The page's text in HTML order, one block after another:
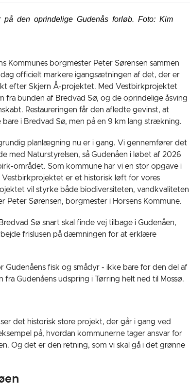
den oprindelige Gudenås forløb. Foto: Kim
Kommunes borgmester Peter Sørensen sammen
officielt markere igangsætningen af det, der er
efter Skjern Å-projektet. Med Vestbirkprojektet
fra bunden af Bredvad Sø, og de oprindelige åsving
Restaureringen får den afledte gevinst, at
i Bredvad Sø, men på en 9 km lang strækning.
planlægning nu er i gang. Vi gennemfører det
med Naturstyrelsen, så Gudenåen i løbet af 2026
området. Som kommune har vi en stor opgave i
er et historisk løft for vores
vil styrke både biodiversiteten, vandkvaliteten
Peter Sørensen, borgmester i Horsens Kommune.
Sø snart skal finde vej tilbage i Gudenåen,
frislusen på dæmningen for at erklære
Gudenåens fisk og smådyr - ikke bare for den del af
Gudenåens udspring i Tørring helt ned til Mossø.
det historisk store projekt, der går i gang ved
på, hvordan kommunerne tager ansvar for
Og det er den retning, som vi skal gå i det grønne